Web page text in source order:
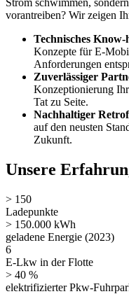
Strom schwimmen,
vorantreiben? Wir zeigen
Technisches Know-
Konzepte für E-
Anforderungen
Zuverlässiger
Konzeptionierung
Tat zu Seite.
Nachhaltiger
auf den neusten
Zukunft.
Unsere
> 150
Ladepunkte
> 150.000 kWh
geladene Energie (2023)
6
E-Lkw in der Flotte
> 40 %
elektrifizierter Pkw-